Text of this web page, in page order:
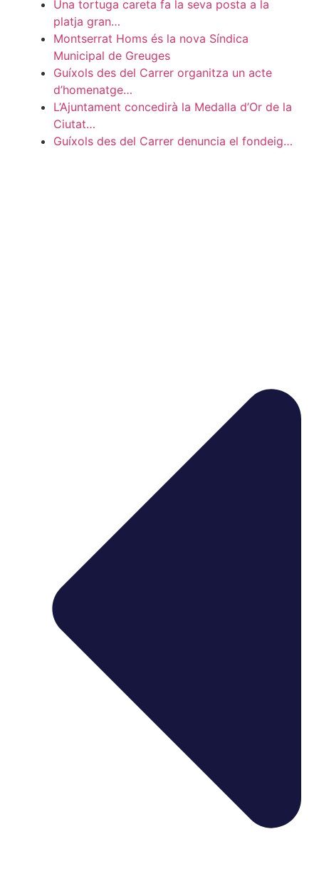
Una tortuga careta fa la seva posta a la
platja gran…
Montserrat Homs és la nova Síndica
Municipal de Greuges
Guíxols des del Carrer organitza un acte
d’homenatge…
L’Ajuntament concedirà la Medalla d’Or de la
Ciutat…
Guíxols des del Carrer denuncia el fondeig…